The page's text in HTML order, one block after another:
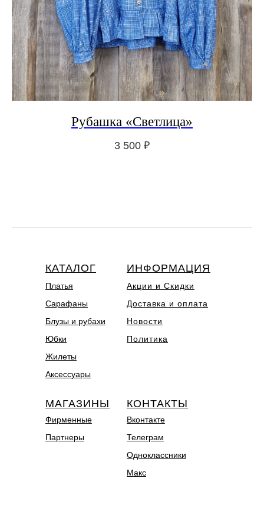
Рубашка «Светлица»
3 500 ₽
КАТАЛОГ
МАГАЗИНЫ КОНТАКТЫ
Блузы и рубахи
Сарафаны
Юбки
Жилеты
Аксессуары
Платья
Фирменные
Партнеры
Одноклассники
Телеграм
Макс
Вконтакте
Акции и Скидки
Доставка и оплата
Политика
ИНФОРМАЦИЯ
Новости